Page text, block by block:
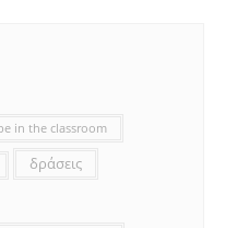
in the classroom
δράσεις